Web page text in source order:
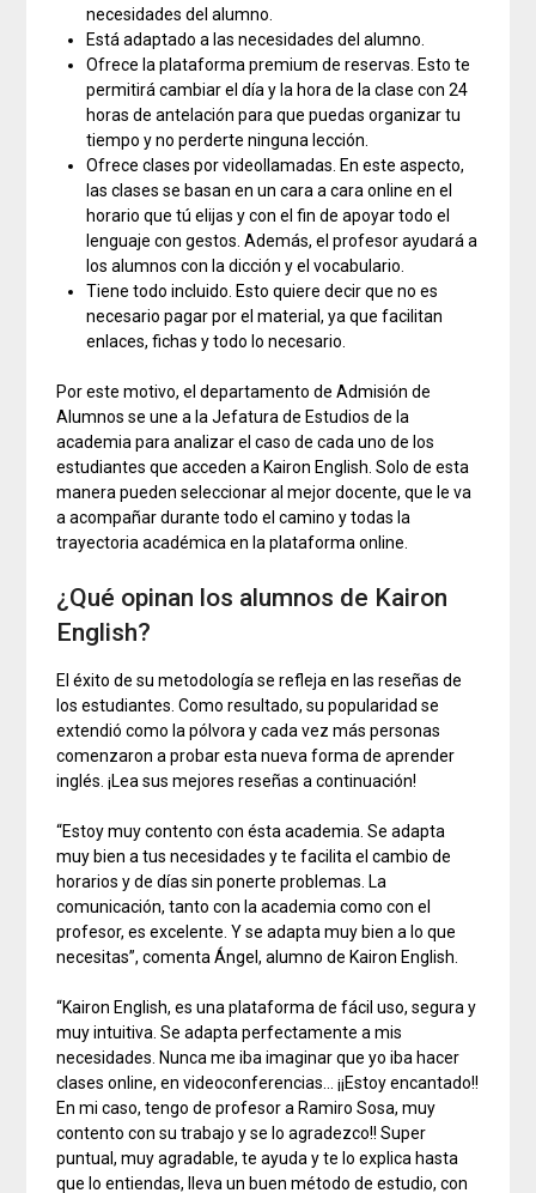
necesidades del alumno.
Está adaptado a las necesidades del alumno.
Ofrece la plataforma premium de reservas. Esto te
permitirá cambiar el día y la hora de la clase con 24
horas de antelación para que puedas organizar tu
tiempo y no perderte ninguna lección.
Ofrece clases por videollamadas. En este aspecto,
las clases se basan en un cara a cara online en el
horario que tú elijas y con el fin de apoyar todo el
lenguaje con gestos. Además, el profesor ayudará a
los alumnos con la dicción y el vocabulario.
Tiene todo incluido. Esto quiere decir que no es
necesario pagar por el material, ya que facilitan
enlaces, fichas y todo lo necesario.
Por este motivo, el departamento de Admisión de
Alumnos se une a la Jefatura de Estudios de la
academia para analizar el caso de cada uno de los
estudiantes que acceden a Kairon English. Solo de esta
manera pueden seleccionar al mejor docente, que le va
a acompañar durante todo el camino y todas la
trayectoria académica en la plataforma online.
¿Qué opinan los alumnos de Kairon
English?
El éxito de su metodología se refleja en las reseñas de
los estudiantes. Como resultado, su popularidad se
extendió como la pólvora y cada vez más personas
comenzaron a probar esta nueva forma de aprender
inglés. ¡Lea sus mejores reseñas a continuación!
“Estoy muy contento con ésta academia. Se adapta
muy bien a tus necesidades y te facilita el cambio de
horarios y de días sin ponerte problemas. La
comunicación, tanto con la academia como con el
profesor, es excelente. Y se adapta muy bien a lo que
necesitas”, comenta Ángel, alumno de Kairon English.
“Kairon English, es una plataforma de fácil uso, segura y
muy intuitiva. Se adapta perfectamente a mis
necesidades. Nunca me iba imaginar que yo iba hacer
clases online, en videoconferencias… ¡¡Estoy encantado!!
En mi caso, tengo de profesor a Ramiro Sosa, muy
contento con su trabajo y se lo agradezco!! Super
puntual, muy agradable, te ayuda y te lo explica hasta
que lo entiendas, lleva un buen método de estudio, con